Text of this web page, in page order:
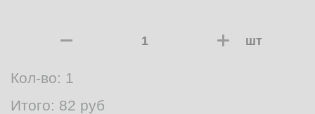
шт
Кол-во: 1
Итого: 82 руб